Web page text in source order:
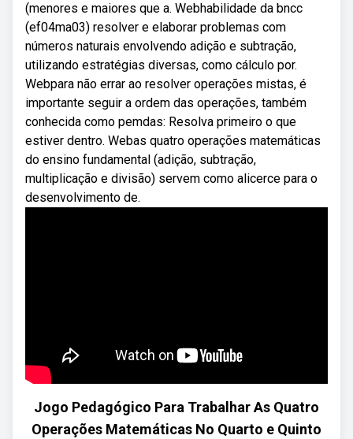
(menores e maiores que a. Webhabilidade da bncc
(ef04ma03) resolver e elaborar problemas com
números naturais envolvendo adição e subtração,
utilizando estratégias diversas, como cálculo por.
Webpara não errar ao resolver operações mistas, é
importante seguir a ordem das operações, também
conhecida como pemdas: Resolva primeiro o que
estiver dentro. Webas quatro operações matemáticas
do ensino fundamental (adição, subtração,
multiplicação e divisão) servem como alicerce para o
desenvolvimento de.
Jogo Pedagógico Para Trabalhar As Quatro
Operações Matemáticas No Quarto e Quinto